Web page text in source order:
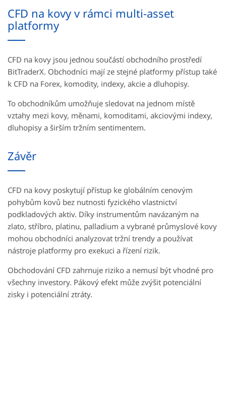
CFD na kovy v rámci multi-asset
platformy
CFD na kovy jsou jednou součástí obchodního prostředí
BitTraderX. Obchodníci mají ze stejné platformy přístup také
k CFD na Forex, komodity, indexy, akcie a dluhopisy.
To obchodníkům umožňuje sledovat na jednom místě
vztahy mezi kovy, měnami, komoditami, akciovými indexy,
dluhopisy a širším tržním sentimentem.
Závěr
CFD na kovy poskytují přístup ke globálním cenovým
pohybům kovů bez nutnosti fyzického vlastnictví
podkladových aktiv. Díky instrumentům navázaným na
zlato, stříbro, platinu, palladium a vybrané průmyslové kovy
mohou obchodníci analyzovat tržní trendy a používat
nástroje platformy pro exekuci a řízení rizik.
Obchodování CFD zahrnuje riziko a nemusí být vhodné pro
všechny investory. Pákový efekt může zvýšit potenciální
zisky i potenciální ztráty.